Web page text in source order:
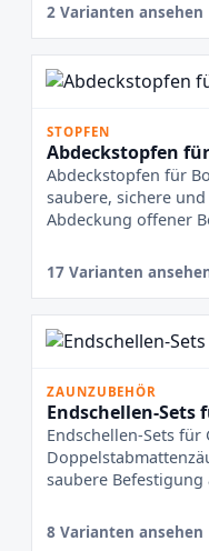
2 Varianten ansehen
STOPFEN
Abdeckstopfen
Abdeckstopfen für
saubere, sichere
Abdeckung offener
17 Varianten
ZAUNZUBEHÖR
Endschellen-
Endschellen-Sets
saubere Befestigung
8 Varianten ansehen